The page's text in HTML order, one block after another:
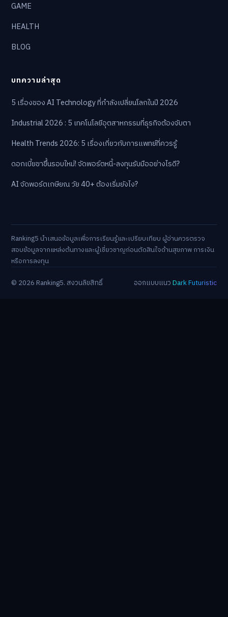
GAME
HEALTH
BLOG
บทความล่าสุด
5 เรื่องของ AI Technology ที่กำลังเปลี่ยนโลกในปี 2026
Industrial 2026 : 5 เทคโนโลยีอุตสาหกรรมที่ธุรกิจต้องจับตา
Health Trends 2026: 5 เรื่องเกี่ยวกับการแพทย์ที่ควรรู้
ดอกเบี้ยขาขึ้นรอบใหม่! จัดพอร์ตหนี้-ลงทุนรับมืออย่างไรดี?
AI จัดพอร์ตเกษียณ วัย 40+ ต้องเริ่มยังไง?
Ranking5 นำเสนอข้อมูลเพื่อการเรียนรู้และเปรียบเทียบ ผู้อ่านควรตรวจ
สอบข้อมูลจากแหล่งต้นทางและผู้เชี่ยวชาญก่อนตัดสินใจด้านสุขภาพ การเงิน
หรือการลงทุน
© 2026 Ranking5. สงวนลิขสิทธิ์
ออกแบบแนวDark Futuristic